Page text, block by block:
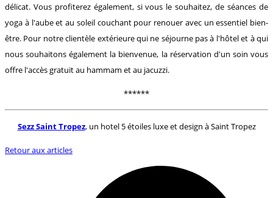
délicat. Vous profiterez également, si vous le souhaitez, de séances de
yoga à l'aube et au soleil couchant pour renouer avec un essentiel bien-
être. Pour notre clientèle extérieure qui ne séjourne pas à l'hôtel et à qui
nous souhaitons également la bienvenue, la réservation d'un soin vous
offre l'accès gratuit au hammam et au jacuzzi.
******
Sezz Saint Tropez, un hotel 5 étoiles luxe et design à Saint Tropez
Retour aux articles